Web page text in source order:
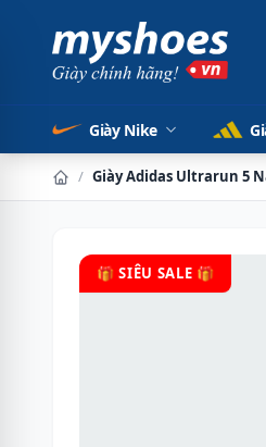
Giày Nike
/ Giày Adidas Ultrarun 5
🎁 SIÊU SALE 🎁